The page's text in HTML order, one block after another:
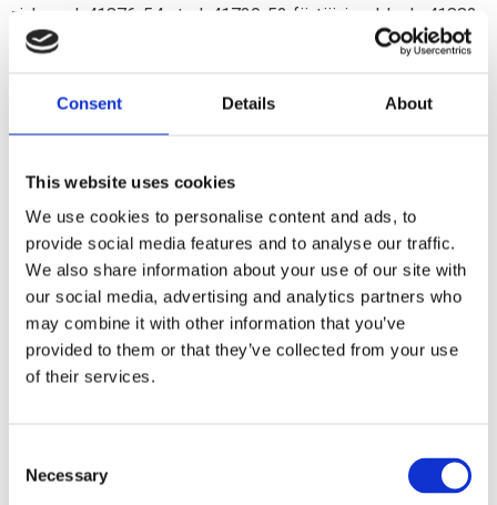
Consent Details About
This website uses cookies
We use cookies to personalise content and ads, to
provide social media features and to analyse our traffic.
We also share information about your use of our site with
our social media, advertising and analytics partners who
may combine it with other information that you’ve
provided to them or that they’ve collected from your use
of their services.
Necessary
zink; repl. 41876-54 stud; 41730-52 förtöjningsblock; 41882-
52 mutter; 41730-73 spacer
Dela med dig
c
b
o
o
k
Omdömen
Du
Bli den första att lämna ett omdöme.